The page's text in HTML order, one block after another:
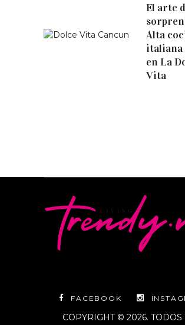
El arte
Alta
italiana
en La
Vita
FACEBOOK
COPYRIGHT © 2026. TODOS